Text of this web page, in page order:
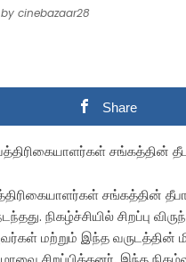
by cinebazaar28
Share
சங்கத்தின்
சங்கத்தின்
நிகழ்ச்சியில் சிறப்பு
மற்றும் இந்த வருடத்தின்